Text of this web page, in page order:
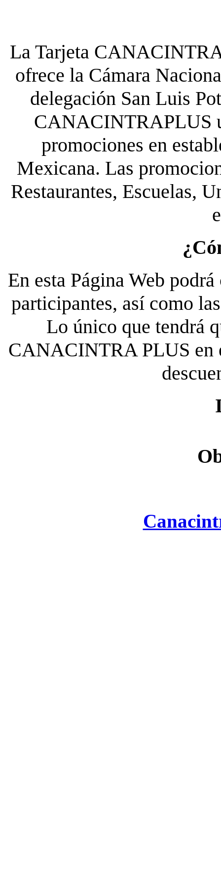
La Tarjeta
ofrece la Cámara
delegación San Luis
CANACINTRAPLUS
promociones en
Mexicana. Las
Restaurantes, Escuelas,
En esta Página Web
participantes, así como
Lo único que tendrá
CANACINTRA PLUS en